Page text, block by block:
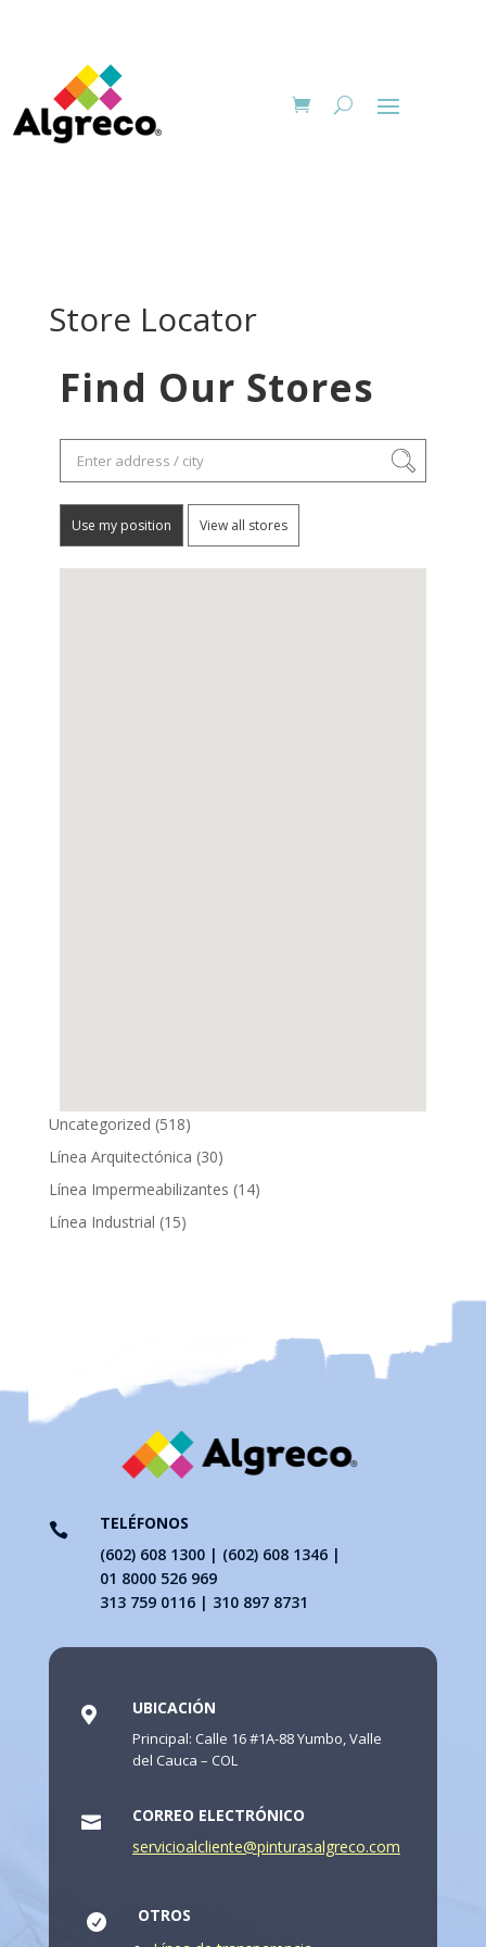
Store Locator
Find Our Stores
Use my position View all stores
Uncategorized 518518
productos
Línea Arquitectónica 3030
productos
Línea Impermeabilizantes 1414
Línea Industrial 1515

TELÉFONOS
(602) 608 1300 | (602) 608 1346 |
01 8000 526 969
313 759 0116 | 310 897 8731
 UBICACIÓN
Principal: Calle 16 #1A-88 Yumbo, Valle
del Cauca – COL

CORREO ELECTRÓNICO
servicioalcliente@pinturasalgreco.com

OTROS